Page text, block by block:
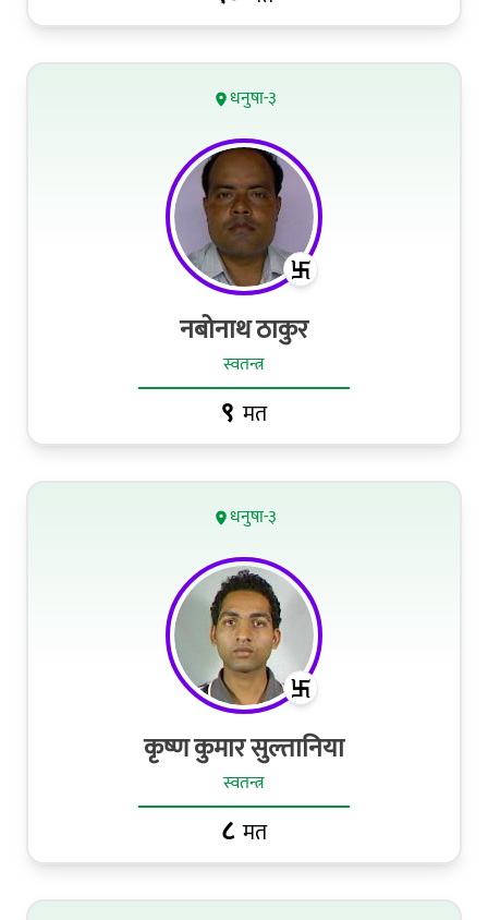
धनुषा-३
नबोनाथ ठाकुर
स्वतन्त्र
९ मत
धनुषा-३
कृष्ण कुमार सुल्तानिया
स्वतन्त्र
८ मत